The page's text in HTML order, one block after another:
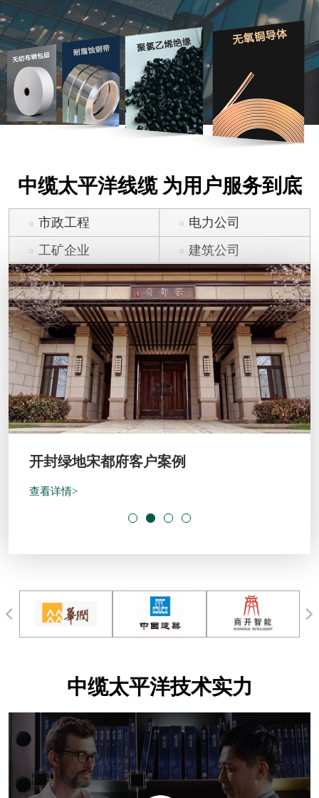
中缆太平洋线缆 为用户服务到底
市政工程
电力公司
工矿企业
建筑公司
开封绿地宋都府客户案例
查看详情>
中缆太平洋技术实力